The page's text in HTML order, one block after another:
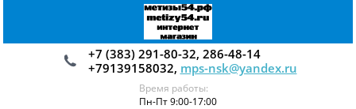
+7 (383) 291-80-32, 286-48-14
+79139158032, mps-nsk@yandex.ru
Время работы:
Пн-Пт 9:00-17:00